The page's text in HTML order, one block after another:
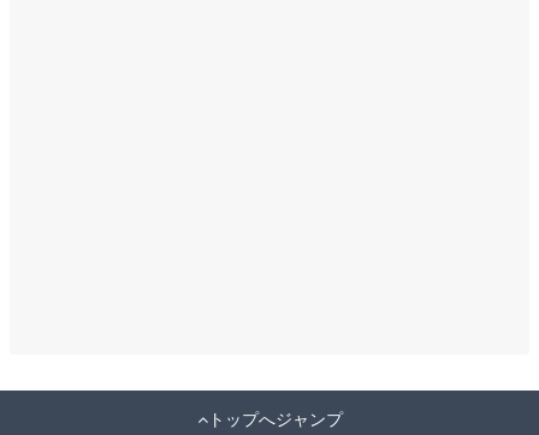
トップへジャンプ